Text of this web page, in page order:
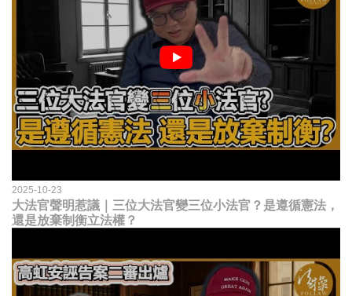
2025-10-23
大法官聲明惹議｜三位大法官變三位小法官？是遵循憲法，
還是放棄制衡立法權？